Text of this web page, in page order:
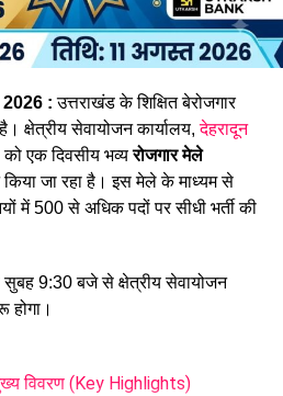
2026 :उत्तराखंड के शिक्षित बेरोजगार
क्षेत्रीय सेवायोजन कार्यालय,देहरादून
को एक दिवसीय भव्यरोजगार मेले
जा रहा है। इस मेले के माध्यम से
में 500 से अधिक पदों पर सीधी भर्ती की
9:30 बजे से क्षेत्रीय सेवायोजन
होगा।
विवरण (Key Highlights)